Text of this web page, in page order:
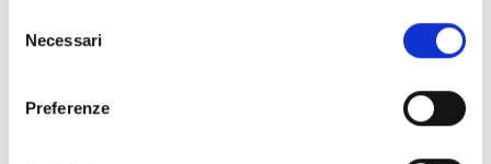
delNecessari
Preferenze